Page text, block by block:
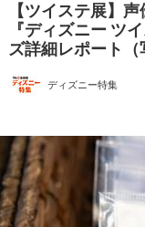
【ツイステ展】
『ディズニー ツ
ズ詳細レポート（
ディズニー特集